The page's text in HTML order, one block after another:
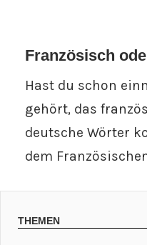
Französisch
Hast du schon
gehört, das
deutsche Wörter
dem
THEMEN